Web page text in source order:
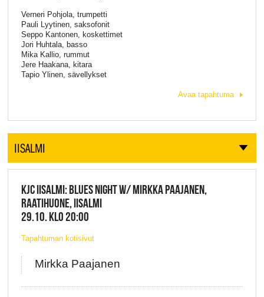
Verneri Pohjola, trumpetti
Pauli Lyytinen, saksofonit
Seppo Kantonen, koskettimet
Jori Huhtala, basso
Mika Kallio, rummut
Jere Haakana, kitara
Tapio Ylinen, sävellykset
Avaa tapahtuma
IISALMI
KJC IISALMI: BLUES NIGHT W/ MIRKKA PAAJANEN,
RAATIHUONE, IISALMI
29.10. KLO 20:00
Tapahtuman kotisivut
Mirkka Paajanen